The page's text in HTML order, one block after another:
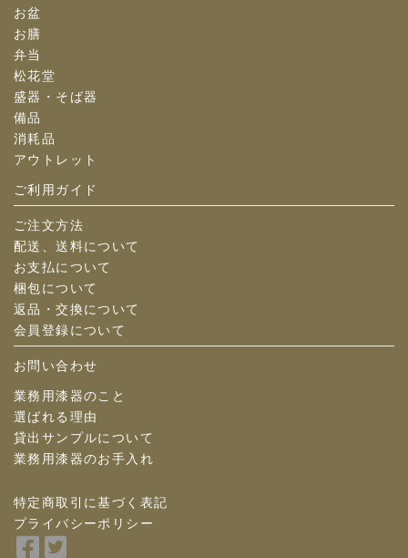
お盆
お膳
弁当
松花堂
盛器・そば器
備品
消耗品
アウトレット
ご利用ガイド
ご注文方法
配送、送料について
お支払について
梱包について
返品・交換について
会員登録について
お問い合わせ
業務用漆器のこと
選ばれる理由
貸出サンプルについて
業務用漆器のお手入れ
特定商取引に基づく表記
プライバシーポリシー
Facebook